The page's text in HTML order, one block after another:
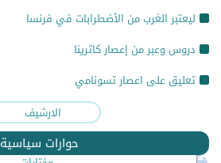
ليعتبر الغرب من الأضطرابات في فرنسا
دروس وعبر من إعصار كاترينا
تعليق على اعصار تسونامي
الارشيف
حوارات سياسية